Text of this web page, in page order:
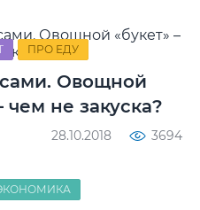
ПРО ЕДУ
сами. Овощной
чем не закуска?
28.10.2018 3694